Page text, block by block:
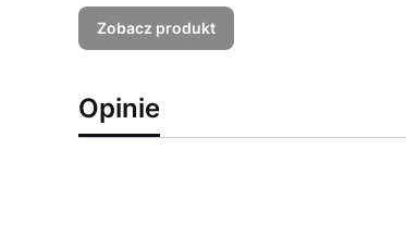
Zobacz produkt
Opinie